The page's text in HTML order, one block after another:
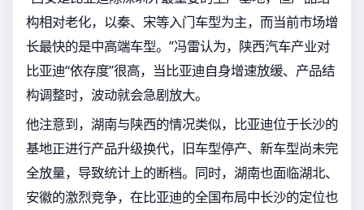
构相对老化，以秦、宋等入门车型为主，而当前市场增
长最快的是中高端车型。”冯雷认为，陕西汽车产业对
比亚迪“依存度”很高，当比亚迪自身增速放缓、产品结
构调整时，波动就会急剧放大。
他注意到，湖南与陕西的情况类似，比亚迪位于长沙的
基地正进行产品升级换代，旧车型停产、新车型尚未完
全放量，导致统计上的断档。同时，湖南也面临湖北、
安徽的激烈竞争，在比亚迪的全国布局中长沙的定位也